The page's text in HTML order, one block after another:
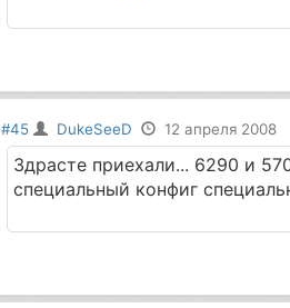
#45 DukeSeeD 12 апреля 2008
Здрасте приехали... 6290 и
специальный конфиг